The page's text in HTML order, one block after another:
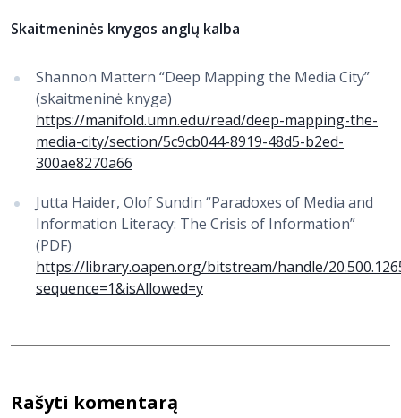
Skaitmeninės knygos anglų kalba
Shannon Mattern “Deep Mapping the Media City”
(skaitmeninė knyga)
https://manifold.umn.edu/read/deep-mapping-the-
media-city/section/5c9cb044-8919-48d5-b2ed-
300ae8270a66
Jutta Haider, Olof Sundin “Paradoxes of Media and
Information Literacy: The Crisis of Information”
(PDF)
https://library.oapen.org/bitstream/handle/
sequence=1&isAllowed=y
Rašyti komentarą